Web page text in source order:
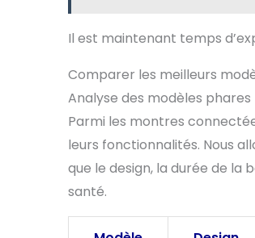
Il est maintenant temps
Comparer les meilleurs
Analyse des modèles phares
Parmi les montres
leurs fonctionnalités. Nous
que le design, la durée de la
santé.